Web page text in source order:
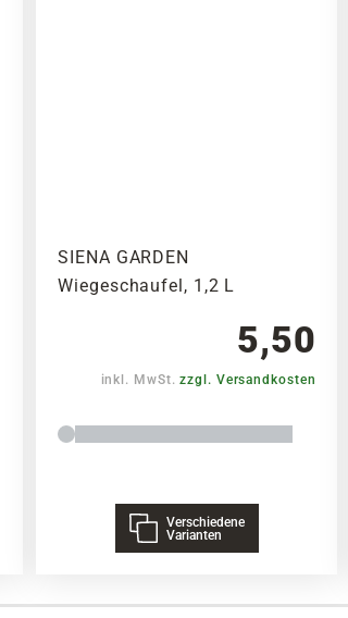
SIENA GARDEN
Wiegeschaufel, 1,2 L
5,50
inkl. MwSt.zzgl. Versandkosten
Verschiedene
Varianten